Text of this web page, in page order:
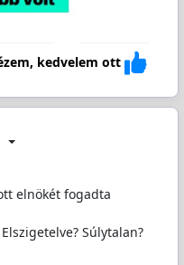
kedvelem ott
elnökét fogadta
Súlytalan?